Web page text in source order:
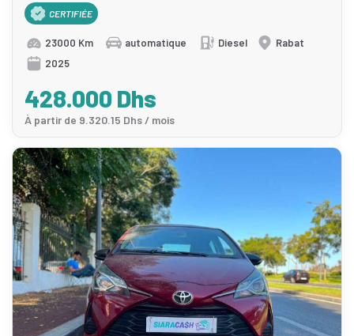
CERTIFIÉE
23000 Km automatique Diesel
Rabat
2025
428.000 Dhs
À partir de 9.320.15 Dhs / mois